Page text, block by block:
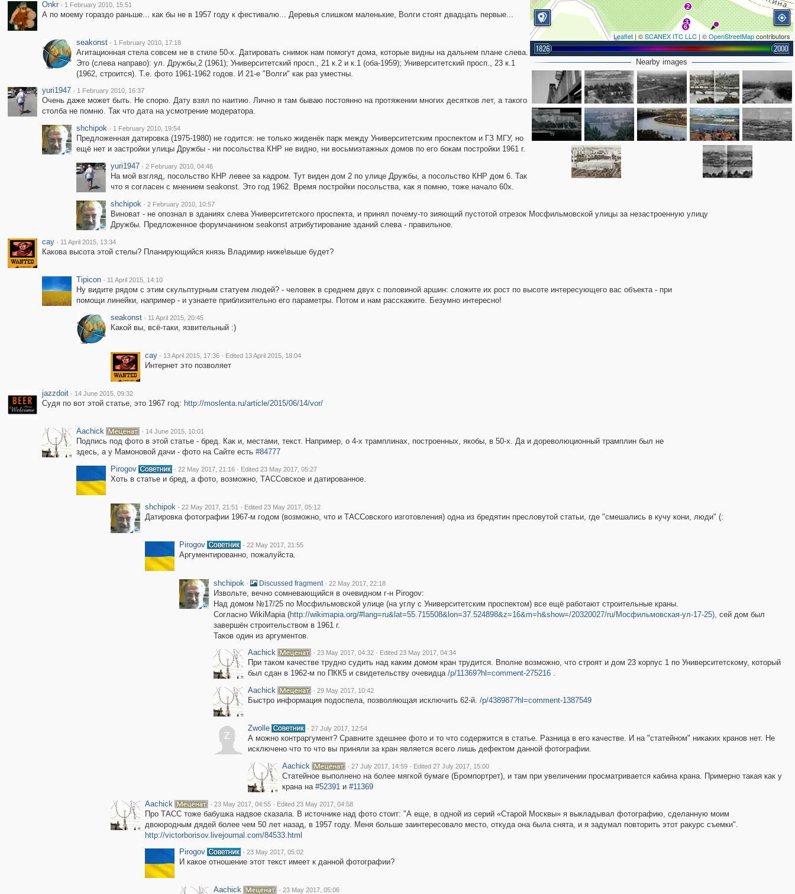
2
3
6
2
7
2
Leaflet | ©SCANEX ITC LLC | ©OpenStreetMapcontributors
1826 2000
Nearby images
Onkr · 1 February 2010, 15:51
А по моему гораздо раньше... как бы не в 1957 году к фестивалю... Деревья слишком маленькие, Волги стоят двадцать первые...
seakonst · 1 February 2010, 17:18
Агитационная стела совсем не в стиле 50-х. Датировать снимок нам помогут дома, которые видны на дальнем плане слева.
Это (слева направо): ул. Дружбы,2 (1961); Университетский просп., 21 к.2 и к.1 (оба-1959); Университетский просп., 23 к.1
(1962, строится). Т.е. фото 1961-1962 годов. И 21-е "Волги" как раз уместны.
yuri1947 · 1 February 2010, 16:37
Очень даже может быть. Не спорю. Дату взял по наитию. Лично я там бываю постоянно на протяжении многих десятков лет, а такого
столба не помню. Так что дата на усмотрение модератора.
shchipok · 1 February 2010, 19:54
Предложенная датировка (1975-1980) не годится: не только жиденёк парк между Университетским проспектом и ГЗ МГУ, но
ещё нет и застройки улицы Дружбы - ни посольства КНР не видно, ни восьмиэтажных домов по его бокам постройки 1961 г.
yuri1947 · 2 February 2010, 04:46
На мой взгляд, посольство КНР левее за кадром. Тут виден дом 2 по улице Дружбы, а посольство КНР дом 6. Так
что я согласен с мнением seakonst. Это год 1962. Время постройки посольства, как я помню, тоже начало 60х.
shchipok · 2 February 2010, 10:57
Виноват - не опознал в зданиях слева Университетского проспекта, и принял почему-то зияющий пустотой отрезок Мосфильмовской улицы за незастроенную улицу
Дружбы. Предложенное форумчанином seakonst атрибутирование зданий слева - правильное.
cay · 11 April 2015, 13:34
Какова высота этой стелы? Планирующийся князь Владимир ниже\выше будет?
Tipicon · 11 April 2015, 14:10
Ну видите рядом с этим скульптурным статуем людей? - человек в среднем двух с половиной аршин: сложите их рост по высоте интересующего вас объекта - при
помощи линейки, например - и узнаете приблизительно его параметры. Потом и нам расскажите. Безумно интересно!
seakonst · 11 April 2015, 20:45
Какой вы, всё-таки, язвительный :)
cay · 13 April 2015, 17:36 · Edited 13 April 2015, 18:04
Интернет это позволяет
jazzdoit · 14 June 2015, 09:32
Судя по вот этой статье, это 1967 год: http://moslenta.ru/article/2015/06/14/vor/
Aachick · 14 June 2015, 10:01
Подпись под фото в этой статье - бред. Как и, местами, текст. Например, о 4-х трамплинах, построенных, якобы, в 50-х. Да и дореволюционный трамплин был не
здесь, а у Мамоновой дачи - фото на Сайте есть #84777
Pirogov
· 22 May 2017, 21:16 · Edited 23 May 2017, 05:27
Хоть в статье и бред, а фото, возможно, ТАССовское и датированное.
shchipok · 22 May 2017, 21:51 · Edited 23 May 2017, 05:12
Датировка фотографии 1967-м годом (возможно, что и ТАССовского изготовления) одна из бредятин пресловутой статьи, где "смешались в кучу кони, люди" (:
Pirogov · 22 May 2017, 21:55
Аргументированно, пожалуйста.
shchipok · Discussed fragment · 22 May 2017, 22:18
Извольте, вечно сомневающийся в очевидном г-н Pirogov:
Над домом №17/25 по Мосфильмовской улице (на углу с Университетским проспектом) все ещё работают строительные краны.
Согласно WikiMapia (http://wikimapia.org/#lang=ru&lat=55.715508&lon=37.524898&z=16&m=h&show=/20320027/ru/Мосфильмовская-ул-17-25), сей дом был
завершён строительством в 1961 г.
Таков один из аргументов.
Aachick
· 23 May 2017, 04:32 · Edited 23 May 2017, 04:34
При таком качестве трудно судить над каким домом кран трудится. Вполне возможно, что строят и дом 23 корпус 1 по Университетскому, который
был сдан в 1962-м по ПКК5 и свидетельству очевидца /p/11369?hl=comment-275216.
Aachick
· 29 May 2017, 10:42
Быстро информация подоспела, позволяющая исключить 62-й. /p/438987?hl=comment-1387549
Z
Zwolle · 27 July 2017, 12:54
А можно контраргумент? Сравните здешнее фото и то что содержится в статье. Разница в его качестве. И на "статейном" никаких кранов нет. Не
исключено что то что вы приняли за кран является всего лишь дефектом данной фотографии.
Aachick
· 27 July 2017, 14:59 · Edited 27 July 2017, 15:00
Статейное выполнено на более мягкой бумаге (Бромпортрет), и там при увеличении просматривается кабина крана. Примерно такая как у
крана на #52391и #11369
Aachick
· 23 May 2017, 04:55 · Edited 23 May 2017, 04:58
Про ТАСС тоже бабушка надвое сказала. В источнике над фото стоит: "А еще, в одной из серий «Старой Москвы» я выкладывал фотографию, сделанную моим
двоюродным дядей более чем 50 лет назад, в 1957 году. Меня больше заинтересовало место, откуда она была снята, и я задумал повторить этот ракурс съемки".
http://victorborisov.livejournal.com/84533.html
Pirogov
· 23 May 2017, 05:02
И какое отношение этот текст имеет к данной фотографии?
Aachick · 23 May 2017, 05:06